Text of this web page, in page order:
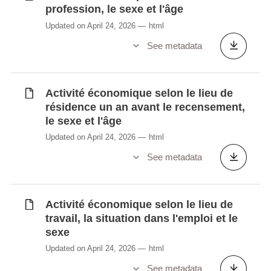
Lieu de résidence un avant le recensement
selon la position dans le ménage, l'âge et
Lieu de travail selon la nationalité, l'âge et
l'âge et le sexe
Mode de logement selon la position dans le
ménage, le sexe et l’âge
Mode de logement selon la taille de la
localité, le sexe et l’âge
Mode d’occupation du logement selon le
lieu de résidence un avant le recensement,
le sexe et l’âge
Mode d’occupation du logement selon le
profession, le sexe et l'âge
Updated on April 24, 2026 html
See metadata
Activité économique selon le lieu de
résidence un an avant le recensement,
le sexe et l'âge
Updated on April 24, 2026 html
See metadata
Activité économique selon le lieu de
travail, la situation dans l'emploi et le
sexe
Updated on April 24, 2026 html
See metadata